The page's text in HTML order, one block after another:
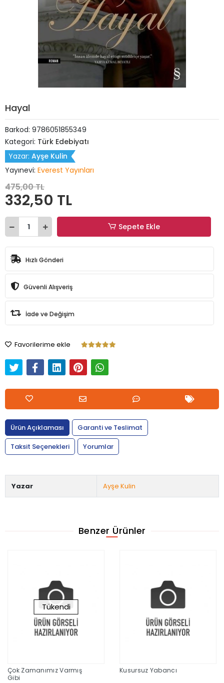
Hayal
Barkod: 9786051855349
Kategori: Türk Edebiyatı
Yazar: Ayşe Kulin
Yayınevi: Everest Yayınları
475,00 TL
332,50 TL
Sepete Ekle
Hızlı Gönderi
Güvenli Alışveriş
İade ve Değişim
Favorilerime ekle
Ürün Açıklaması
Garanti ve Teslimat
Taksit Seçenekleri
Yorumlar
Yazar Ayşe Kulin
Benzer Ürünler
Tükendi
Çok Zamanımız Varmış
Gibi
Kusursuz Yabancı